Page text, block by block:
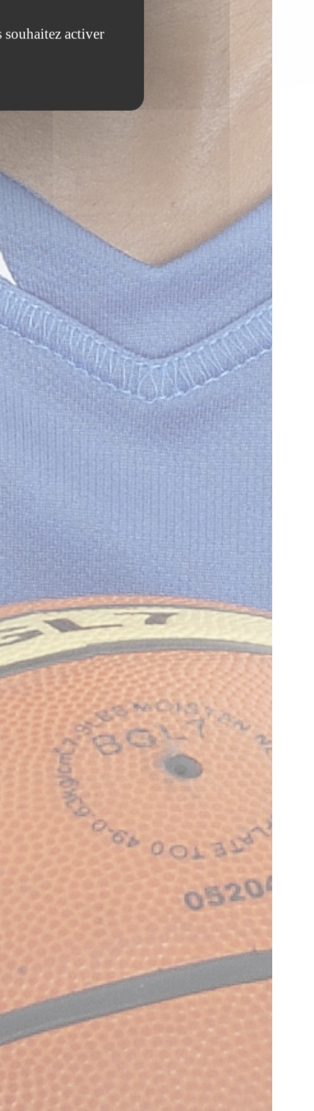
souhaitez activer